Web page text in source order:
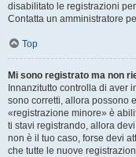
disabilitato le registrazioni
Contatta un amministratore
Top
Mi sono registrato ma non
Innanzitutto controlla di aver
sono corretti, allora possono
«registrazione minore» è
ti stavi registrando, allora
non è il tuo caso, forse devi
che tutte le nuove